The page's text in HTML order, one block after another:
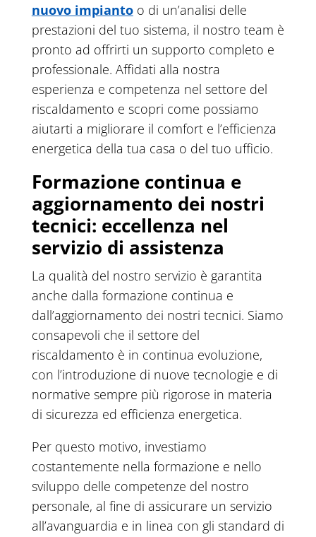
nuovo impiantoo di un’analisi delle
prestazioni del tuo sistema, il nostro team è
pronto ad offrirti un supporto completo e
professionale. Affidati alla nostra
esperienza e competenza nel settore del
riscaldamento e scopri come possiamo
aiutarti a migliorare il comfort e l’efficienza
energetica della tua casa o del tuo ufficio.
Formazione continua e
aggiornamento dei nostri
tecnici: eccellenza nel
servizio di assistenza
La qualità del nostro servizio è garantita
anche dalla formazione continua e
dall’aggiornamento dei nostri tecnici. Siamo
consapevoli che il settore del
riscaldamento è in continua evoluzione,
con l’introduzione di nuove tecnologie e di
normative sempre più rigorose in materia
di sicurezza ed efficienza energetica.
Per questo motivo, investiamo
costantemente nella formazione e nello
sviluppo delle competenze del nostro
personale, al fine di assicurare un servizio
all’avanguardia e in linea con gli standard di